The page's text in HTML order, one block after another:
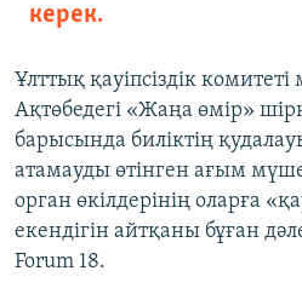
керек.
Ұлттық қауіпсіздік
Ақтөбедегі «Жаңа өмір»
барысында биліктің
атамауды өтінген ағым
орган өкілдерінің оларға
екендігін айтқаны бұған
Forum 18.